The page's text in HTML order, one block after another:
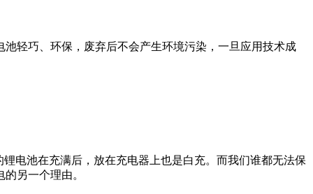
轻巧、环保，废弃后不会产生环境污染，一旦应用技术成
池在充满后，放在充电器上也是白充。而我们谁都无法保
另一个理由。